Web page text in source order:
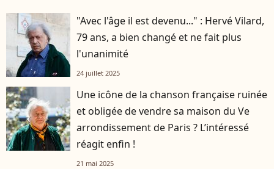
"Avec l'âge il est devenu..." : Hervé Vilard,
79 ans, a bien changé et ne fait plus
l'unanimité
24 juillet 2025
Une icône de la chanson française ruinée
et obligée de vendre sa maison du Ve
arrondissement de Paris ? L’intéressé
réagit enfin !
21 mai 2025